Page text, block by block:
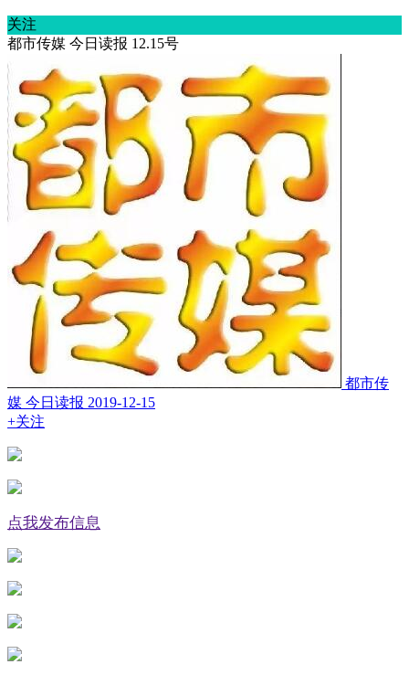
关注
都市传媒 今日读报 12.15号
都市传
媒 今日读报 2019-12-15
+关注
点我发布信息